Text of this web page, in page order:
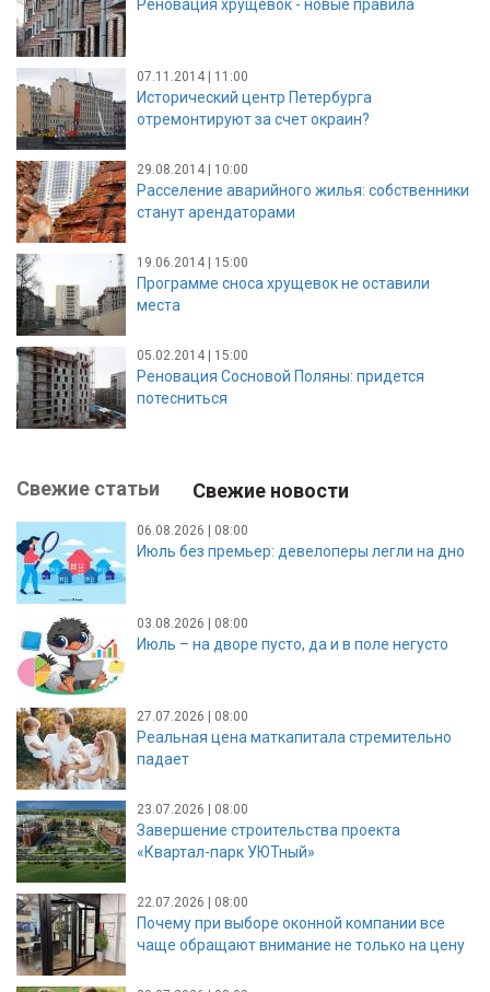
Реновация хрущёвок - новые правила
07.11.2014 | 11:00
Исторический центр Петербурга
отремонтируют за счет окраин?
29.08.2014 | 10:00
Расселение аварийного жилья: собственники
станут арендаторами
19.06.2014 | 15:00
Программе сноса хрущевок не оставили
места
05.02.2014 | 15:00
Реновация Сосновой Поляны: придется
потесниться
Свежие статьи Свежие новости
06.08.2026 | 08:00
Июль без премьер: девелоперы легли на дно
03.08.2026 | 08:00
Июль – на дворе пусто, да и в поле негусто
27.07.2026 | 08:00
Реальная цена маткапитала стремительно
падает
23.07.2026 | 08:00
Завершение строительства проекта
«Квартал-парк УЮТный»
22.07.2026 | 08:00
Почему при выборе оконной компании все
чаще обращают внимание не только на цену